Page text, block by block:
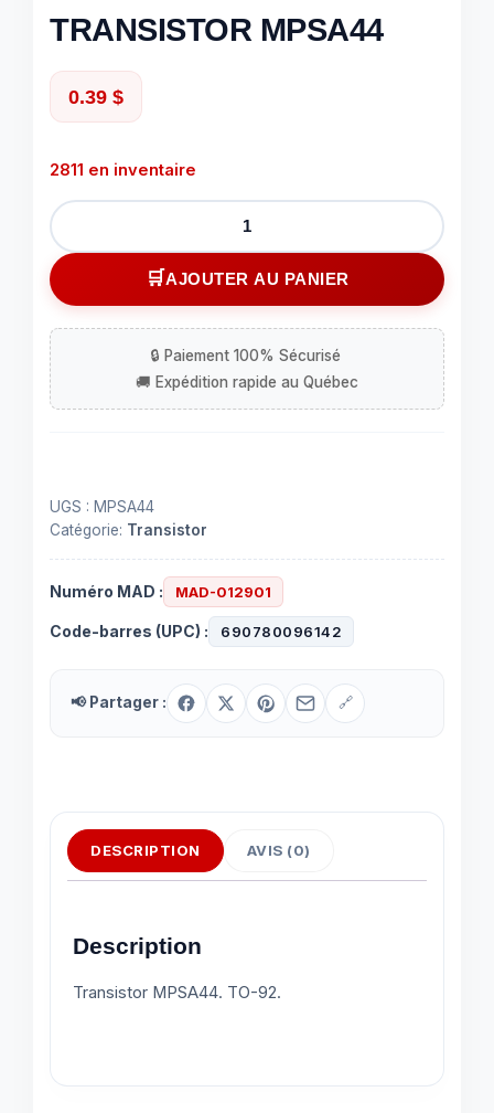
TRANSISTOR MPSA44
0.39 $
2811 en inventaire
quantité
de
TRANSISTOR
MPSA44
AJOUTER AU PANIER
UGS : MPSA44
Catégorie: Transistor
Numéro MAD : MAD-012901
Code-barres (UPC) : 690780096142
📢 Partager : 🔗
DESCRIPTION AVIS (0)
Description
Transistor MPSA44. TO-92.